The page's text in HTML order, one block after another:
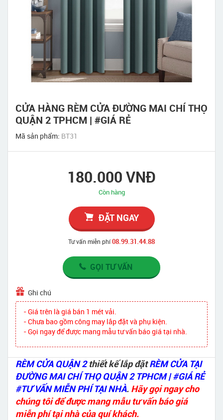
CỬA HÀNG RÈM CỬA ĐƯỜNG MAI CHÍ THỌ
QUẬN 2 TPHCM | #GIÁ RẺ
Mã sản phẩm: BT31
180.000 VNĐ
Còn hàng
ĐẶT NGAY
Tư vấn miễn phí08.99.31.44.88
GỌI TƯ VẤN
Ghi chú
- Giá trên là giá bán 1 mét vải.
- Chưa bao gồm công may lắp đặt và phụ kiện.
- Gọi ngay để được mang mẫu tư vấn báo giá tại nhà.
RÈM CỬA QUẬN 2thiết kế lắp đặtRÈM CỬA TẠI
ĐƯỜNG MAI CHÍ THỌ QUẬN 2 TPHCM | #GIÁ RẺ
#TƯ VẤN MIỄN PHÍ TẠI NHÀ. Hãy gọi ngay cho
chúng tôi để được mang mẫu tư vấn báo giá
miễn phí tại nhà của quí khách.